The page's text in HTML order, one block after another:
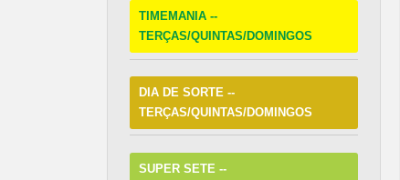
TIMEMANIA --
TERÇAS/QUINTAS/DOMINGOS
DIA DE SORTE --
TERÇAS/QUINTAS/DOMINGOS
SUPER SETE --